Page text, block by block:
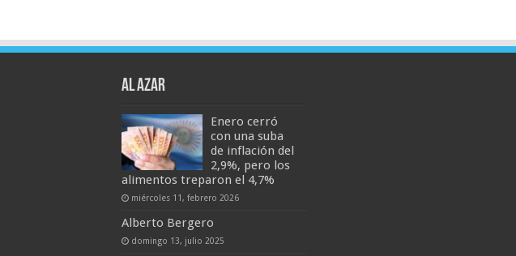
AL AZAR
Enero cerró
con una suba
de inflación del
2,9%, pero los
alimentos treparon el 4,7%
miércoles 11, febrero 2026
Alberto Bergero
domingo 13, julio 2025